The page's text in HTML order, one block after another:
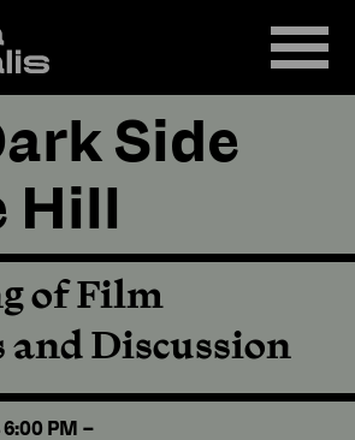
Side
Hill
of Film
and Discussion
PM –